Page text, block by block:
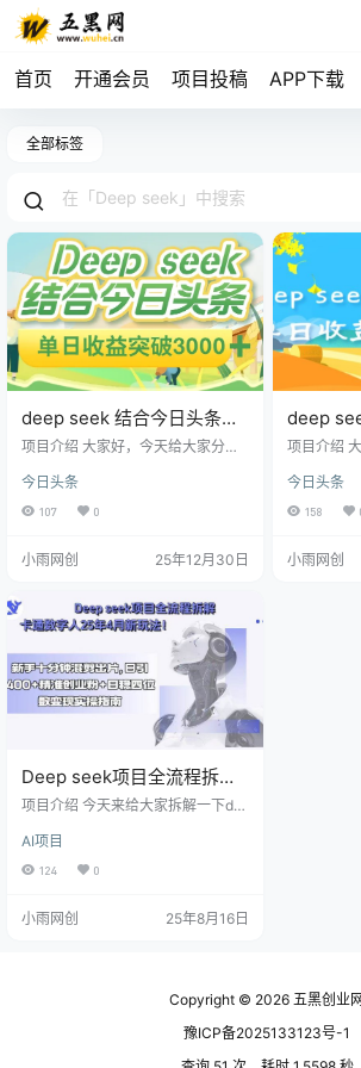
首页 开通会员 项目投稿 APP下载
全部标签
deep seek 结合今日头条，
单日收益可突破 3000+，只
项目介绍 大家好，今天给大家分享
条，单日收益突破 3000+，只需要
简单的复制粘贴即可》 相信大家对
目前今日头条的收益是相当可观
新属于长久且不过时的项目现在 AI
系统的强大让我们即使普通人也可
以轻松矩阵批量创作文章。面对当
前就业环境的影响，许多人面临着
收入不稳定，就业…
今日头条
107 0
小雨网创 25年12月30日
deep
单日收
项目介绍
条，单日
简单的复
目前今日
今日头条
158
小雨网创
Deep seek项目全流程拆解
+卡通数字人25年4月新玩
项目介绍 今天来给大家拆解一下de
这种表达形式在抖音是新的表达形
式，在原有的项目拆解的形式加入
了deep seek的元素，通过分享拆解
量是非常高的，因为全部都是内容
面还包含着如何制作ai卡通数字人的
免费方法，让你打造一个专门属于
AI项目
124 0
小雨网创 25年8月16日
Copyright © 2026 五黑创业网
豫ICP备2025133123号-1